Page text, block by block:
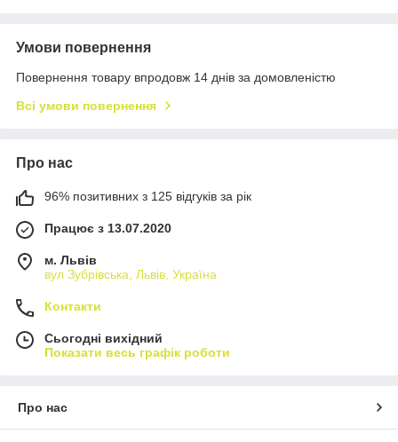
Умови повернення
Повернення товару впродовж 14 днів за домовленістю
Всі умови повернення
Про нас
96% позитивних з 125 відгуків за рік
Працює з 13.07.2020
м. Львів
вул Зубрівська, Львів, Україна
Контакти
Сьогодні вихідний
Показати весь графік роботи
Про нас